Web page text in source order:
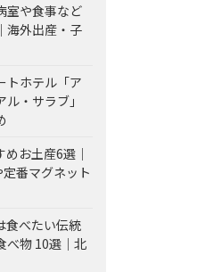
室や食事など
海外出産・子
トホテル「ア
・サラブ」
めお土産6選｜
番マグネット
食べたい伝統
べ物 10選｜北